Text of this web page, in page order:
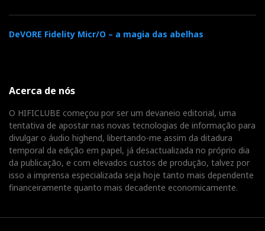
DeVORE Fidelity Micr/O – a magia das abelhas
Acerca de nós
O HIFICLUBE começou por ser um devaneio editorial, uma
tentativa de apostar nas novas tecnologias de informação para
divulgar o áudio highend, libertando-me assim da ditadura
temporal da edição em papel, já desactualizada no próprio dia
da publicação, e com elevados custos de produção, talvez por
isso a imprensa especializada seja hoje tanto mais dependente
financeiramente quanto mais decadente economicamente.